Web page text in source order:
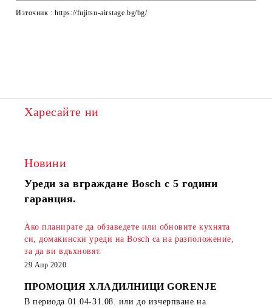
Източник : https://fujitsu-airstage.bg/bg/
Харесайте ни
Новини
Уреди за вграждане Bosch с 5 години
гаранция.
Ако планирате да обзаведете или обновите кухнята
си, домакински уреди на Bosch са на разположение,
за да ви вдъхновят.
29 Апр 2020
ПРОМОЦИЯ ХЛАДИЛНИЦИ GORENJE
В периода 01.04-31.08.
или до изчерпване на